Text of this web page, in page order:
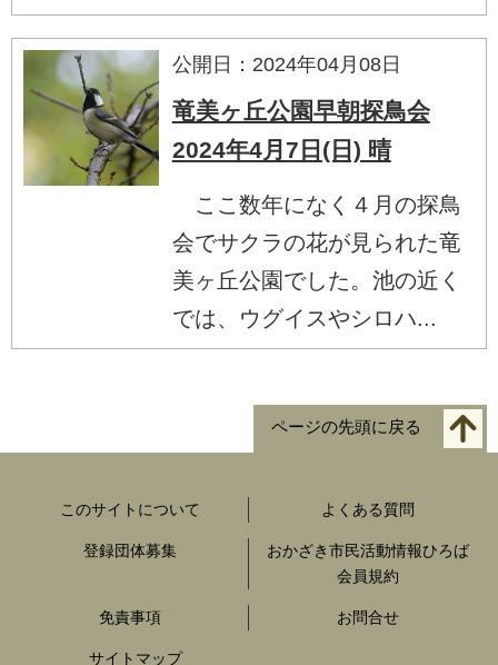
公開日：2024年04月08日
竜美ヶ丘公園早朝探鳥会
2024年4月7日(日) 晴
ここ数年になく４月の探鳥
会でサクラの花が見られた竜
美ヶ丘公園でした。池の近く
では、ウグイスやシロハ...
ページの先頭に戻る
このサイトについて よくある質問
登録団体募集
おかざき市民活動情報ひろば
会員規約
免責事項 お問合せ
サイトマップ